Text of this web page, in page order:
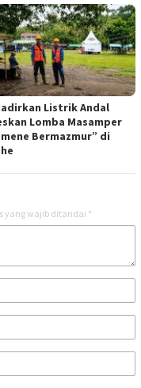
Listrik Andal
Lomba Masamper
Bermazmur” di
yang wajib ditandai *